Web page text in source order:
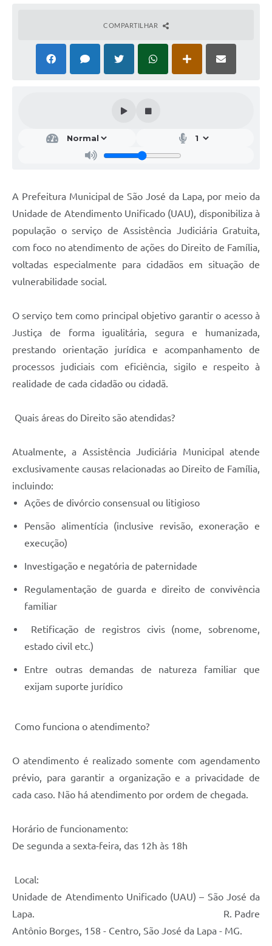
COMPARTILHAR
A Prefeitura Municipal de São José da Lapa, por meio da
Unidade de Atendimento Unificado (UAU), disponibiliza à
população o serviço de Assistência Judiciária Gratuita,
com foco no atendimento de ações do Direito de Família,
voltadas especialmente para cidadãos em situação de
vulnerabilidade social.
O serviço tem como principal objetivo garantir o acesso à
Justiça de forma igualitária, segura e humanizada,
prestando orientação jurídica e acompanhamento de
processos judiciais com eficiência, sigilo e respeito à
realidade de cada cidadão ou cidadã.
Quais áreas do Direito são atendidas?
Atualmente, a Assistência Judiciária Municipal atende
exclusivamente causas relacionadas ao Direito de Família,
incluindo:
Ações de divórcio consensual ou litigioso
Pensão alimentícia (inclusive revisão, exoneração e
execução)
Investigação e negatória de paternidade
Regulamentação de guarda e direito de convivência
familiar
Retificação de registros civis (nome, sobrenome,
estado civil etc.)
Entre outras demandas de natureza familiar que
exijam suporte jurídico
Como funciona o atendimento?
O atendimento é realizado somente com agendamento
prévio, para garantir a organização e a privacidade de
cada caso. Não há atendimento por ordem de chegada.
Horário de funcionamento:
De segunda a sexta-feira, das 12h às 18h
Local:
Unidade de Atendimento Unificado (UAU) – São José da
Lapa. R. Padre
Antônio Borges, 158 - Centro, São José da Lapa - MG.